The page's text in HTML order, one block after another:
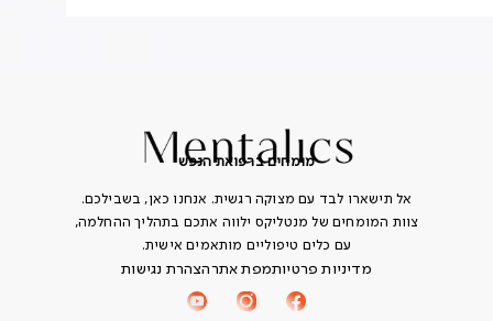
מומחים ברפואת הנפש
אל תישארו לבד עם מצוקה רגשית. אנחנו כאן, בשבילכם.
צוות המומחים של מנטליקס ילווה אתכם בתהליך ההחלמה,
עם כלים טיפוליים מותאמים אישית.
מדיניות פרטיותמפת אתרהצהרת נגישות